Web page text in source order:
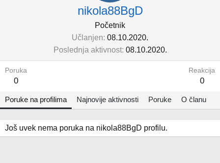
nikola88BgD
Početnik
Učlanjen 08.10.2020.
Poslednja aktivnost 08.10.2020.
Poruka
0
Reakcija
0
Poruke na profilima Najnovije aktivnosti Poruke O članu
Još uvek nema poruka na nikola88BgD profilu.